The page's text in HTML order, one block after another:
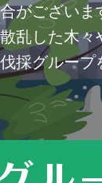
がございま
乱した木々
採グループ